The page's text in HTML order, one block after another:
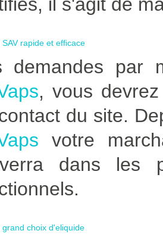
SAV rapide et efficace
demandes par
, vous
du site.
votre
dans les
grand choix d'eliquide